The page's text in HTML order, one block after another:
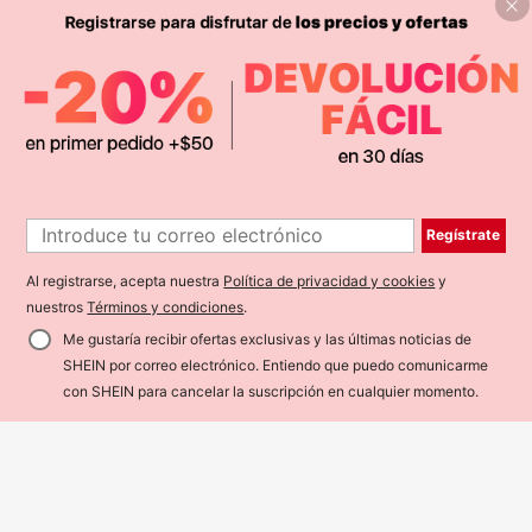
Bebeilu
on lazo decorativo y pantalones de
cintura elástica a rayas, estilo casu
al de vacaciones para bebé niña
#1 Más vendidos en Tirantes finos Conjuntos de camisetas sin manga
7.68
Ahorro de $0.20
Sujetador sin costuras y sin aros pa
ra mujer, sexy con laterales antidesl
izantes, almohadillas extraíbles y e
1
Regístrate
Al registrarse, acepta nuestra Política de privacidad y cookies y
nuestrosTérminos y condiciones.
Me gustaría recibir ofertas exclusivas y las últimas noticias de
SHEIN por correo electrónico. Entiendo que puedo comunicarme
con SHEIN para cancelar la suscripción en cualquier momento.